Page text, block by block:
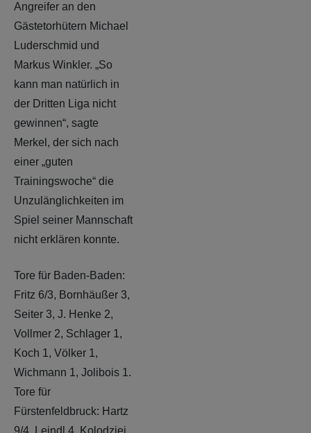
Angreifer an den
Gästetorhütern Michael
Luderschmid und
Markus Winkler. „So
kann man natürlich in
der Dritten Liga nicht
gewinnen“, sagte
Merkel, der sich nach
einer „guten
Trainingswoche“ die
Unzulänglichkeiten im
Spiel seiner Mannschaft
nicht erklären konnte.
Tore für Baden-Baden:
Fritz 6/3, Bornhäußer 3,
Seiter 3, J. Henke 2,
Vollmer 2, Schlager 1,
Koch 1, Völker 1,
Wichmann 1, Jolibois 1.
Tore für
Fürstenfeldbruck: Hartz